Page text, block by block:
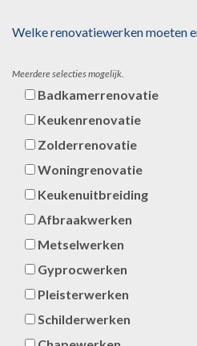
Welke renovatiewerken moeten
Meerdere selecties mogelijk.
Badkamerrenovatie
Keukenrenovatie
Zolderrenovatie
Woningrenovatie
Keukenuitbreiding
Afbraakwerken
Metselwerken
Gyprocwerken
Pleisterwerken
Schilderwerken